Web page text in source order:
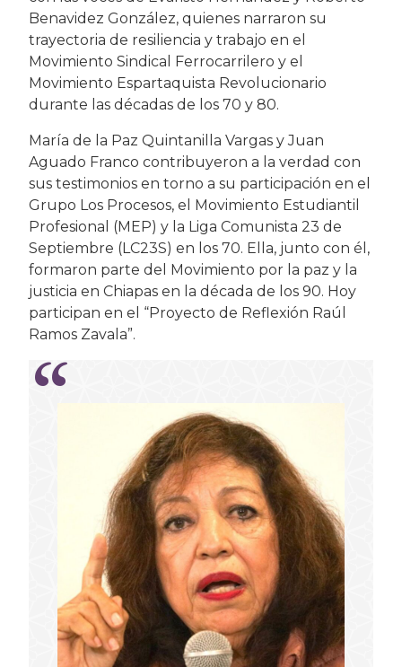
Benavidez González, quienes narraron su
trayectoria de resiliencia y trabajo en el
Movimiento Sindical Ferrocarrilero y el
Movimiento Espartaquista Revolucionario
durante las décadas de los 70 y 80.
María de la Paz Quintanilla Vargas y Juan
Aguado Franco contribuyeron a la verdad con
sus testimonios en torno a su participación en el
Grupo Los Procesos, el Movimiento Estudiantil
Profesional (MEP) y la Liga Comunista 23 de
Septiembre (LC23S) en los 70. Ella, junto con él,
formaron parte del Movimiento por la paz y la
justicia en Chiapas en la década de los 90. Hoy
participan en el “Proyecto de Reflexión Raúl
Ramos Zavala”.